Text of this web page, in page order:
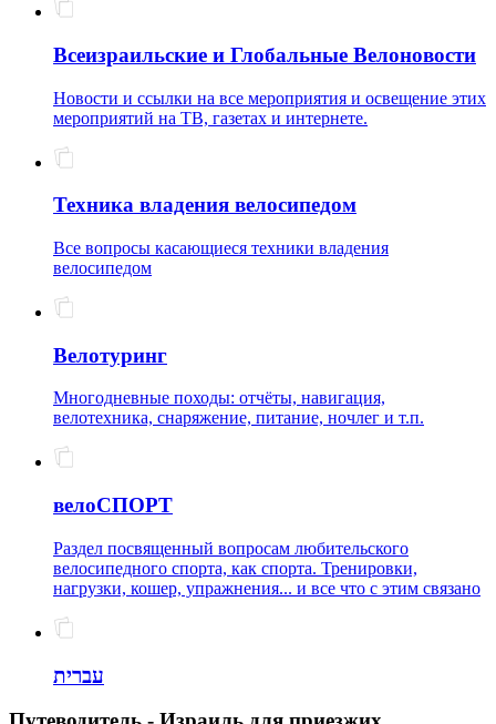
Всеизраильские и Глобальные Велоновости
Новости и ссылки на все мероприятия и освещение этих
мероприятий на ТВ, газетах и интернете.
Техника владения велосипедом
Все вопросы касающиеся техники владения
велосипедом
Велотуринг
Многодневные походы: отчёты, навигация,
велотехника, снаряжение, питание, ночлег и т.п.
велоСПОРТ
Раздел посвященный вопросам любительского
велосипедного спорта, как спорта. Тренировки,
нагрузки, кошер, упражнения... и все что с этим связано
עברית